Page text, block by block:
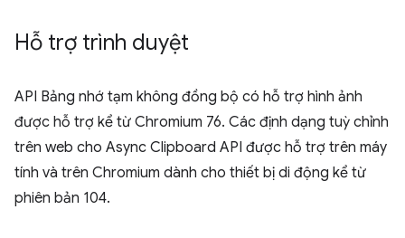
Hỗ trợ trình duyệt
API Bảng nhớ tạm không đồng bộ có hỗ trợ hình ảnh
được hỗ trợ kể từ Chromium 76. Các định dạng tuỳ chỉnh
trên web cho Async Clipboard API được hỗ trợ trên máy
tính và trên Chromium dành cho thiết bị di động kể từ
phiên bản 104.